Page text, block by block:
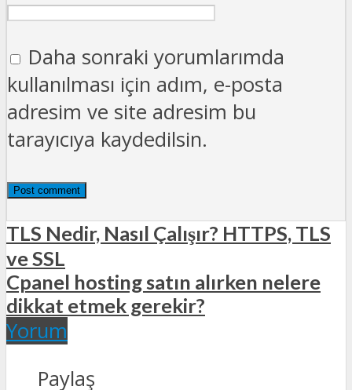
Daha sonraki yorumlarımda
kullanılması için adım, e-posta
adresim ve site adresim bu
tarayıcıya kaydedilsin.
TLS Nedir, Nasıl Çalışır? HTTPS, TLS
ve SSL
Cpanel hosting satın alırken nelere
dikkat etmek gerekir?
Yorum
Paylaş